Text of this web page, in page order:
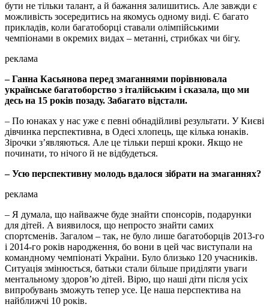
бути не тільки талант, а й бажання залишитись. Але завжди є
можливість зосередитись на якомусь одному виді. Є багато
прикладів, коли багатоборці ставали олімпійськими
чемпіонами в окремих видах – метанні, стрибках чи бігу.
реклама
– Ганна Касьянова перед змаганнями порівнювала
українське багатоборство з італійським і сказала, що ми
десь на 15 років позаду. Забагато відстали.
– По юнаках у нас уже є певні обнадійливі результати. У Києві
дівчинка перспективна, в Одесі хлопець, ще кілька юнаків.
Зірочки з’являються. Але це тільки перші кроки. Якщо не
починати, то нічого й не відбудеться.
– Усю перспективну молодь вдалося зібрати на змаганнях?
реклама
– Я думала, що найважче буде знайти спонсорів, подарунки
для дітей. А виявилося, що непросто знайти самих
спортсменів. Загалом – так, не було лише багатоборців 2013-го
і 2014-го років народження, бо вони в цей час виступали на
командному чемпіонаті України. Було близько 120 учасників.
Ситуація змінюється, батьки стали більше приділяти уваги
ментальному здоров’ю дітей. Вірю, що наші діти після усіх
випробувань зможуть тепер усе. Це наша перспектива на
найближчі 10 років.